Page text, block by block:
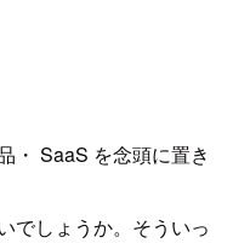
・ SaaS を念頭に置き
でしょうか。そういっ